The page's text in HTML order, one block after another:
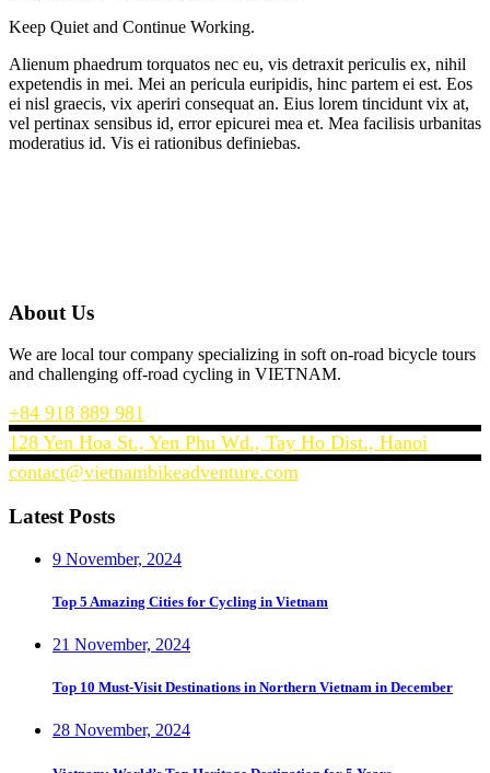
Keep Quiet and Continue Working.
Alienum phaedrum torquatos nec eu, vis detraxit periculis ex, nihil
expetendis in mei. Mei an pericula euripidis, hinc partem ei est. Eos
ei nisl graecis, vix aperiri consequat an. Eius lorem tincidunt vix at,
vel pertinax sensibus id, error epicurei mea et. Mea facilisis urbanitas
moderatius id. Vis ei rationibus definiebas.
About Us
We are local tour company specializing in soft on-road bicycle tours
and challenging off-road cycling in VIETNAM.
+84 918 889 981
128 Yen Hoa St., Yen Phu Wd., Tay Ho Dist., Hanoi
contact@vietnambikeadventure.com
Latest Posts
9 November, 2024
Top 5 Amazing Cities for Cycling in Vietnam
21 November, 2024
Top 10 Must-Visit Destinations in Northern Vietnam in December
28 November, 2024